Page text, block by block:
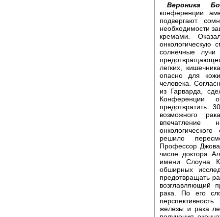
Вероника
конференции
подвергают
необходимости
кремами.
солнечные
легких,
опасно для
человека.
из Гарварда,
Конференции
возможного
впечатление
решило
Профессор
числе доктора
имени Слоуна
обширных
предотвращать
возглавляющий
рака. По его
железы и рака